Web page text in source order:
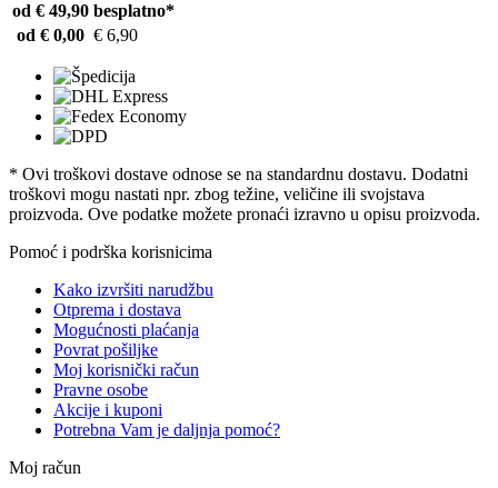
od € 49,90 besplatno*
od € 0,00 € 6,90
* Ovi troškovi dostave odnose se na standardnu ​​dostavu. Dodatni
troškovi mogu nastati npr. zbog težine, veličine ili svojstava
proizvoda. Ove podatke možete pronaći izravno u opisu proizvoda.
Pomoć i podrška korisnicima
Kako izvršiti narudžbu
Otprema i dostava
Mogućnosti plaćanja
Povrat pošiljke
Moj korisnički račun
Pravne osobe
Akcije i kuponi
Potrebna Vam je daljnja pomoć?
Moj račun